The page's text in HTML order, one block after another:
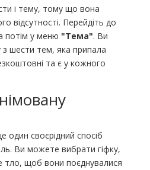
і тему, тому що вона
відсутності. Перейдіть до
потім у меню "Тема". Ви
шести тем, яка припала
та є у кожного
один своєрідний спосіб
Ви можете вибрати гіфку,
тло, щоб вони поєднувалися